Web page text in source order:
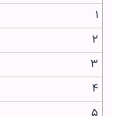
۱
۲
۳
۴